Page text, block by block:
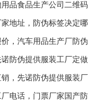
品食品生产公司二维
地址，防伪标签决定
，汽车用品生产厂防
防伪提供服装工厂定
，先诺防伪提供服装
电话，门票厂家国产